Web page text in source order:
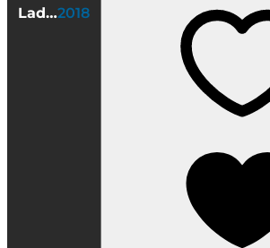
Lada (ВАЗ) Granta Универсал2018